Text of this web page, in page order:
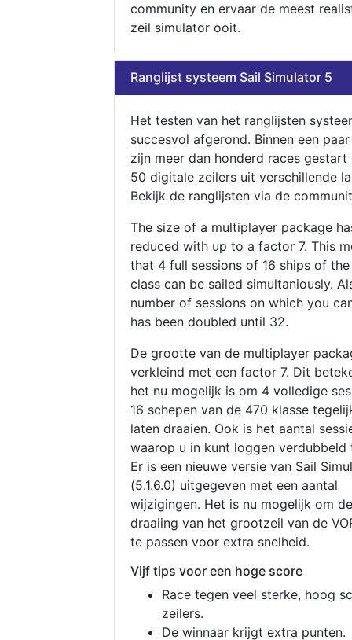
community en ervaar de meest
zeil simulator ooit.
Ranglijst systeem Sail Simulator 5
Het testen van het ranglijsten
succesvol afgerond. Binnen een
zijn meer dan honderd races gestart
50 digitale zeilers uit verschillende
Bekijk de ranglijsten via de
The size of a multiplayer package
reduced with up to a factor 7. This
that 4 full sessions of 16 ships of
class can be sailed simultaniously.
number of sessions on which you
has been doubled until 32.
De grootte van de multiplayer
verkleind met een factor 7. Dit
het nu mogelijk is om 4 volledige
16 schepen van de 470 klasse
laten draaien. Ook is het aantal
waarop u in kunt loggen verdubbeld
Er is een nieuwe versie van Sail
(5.1.6.0) uitgegeven met een aantal
wijzigingen. Het is nu mogelijk om de
draaiing van het grootzeil van de
te passen voor extra snelheid.
Vijf tips voor een hoge score
Race tegen veel sterke, hoog
zeilers.
De winnaar krijgt extra punten.